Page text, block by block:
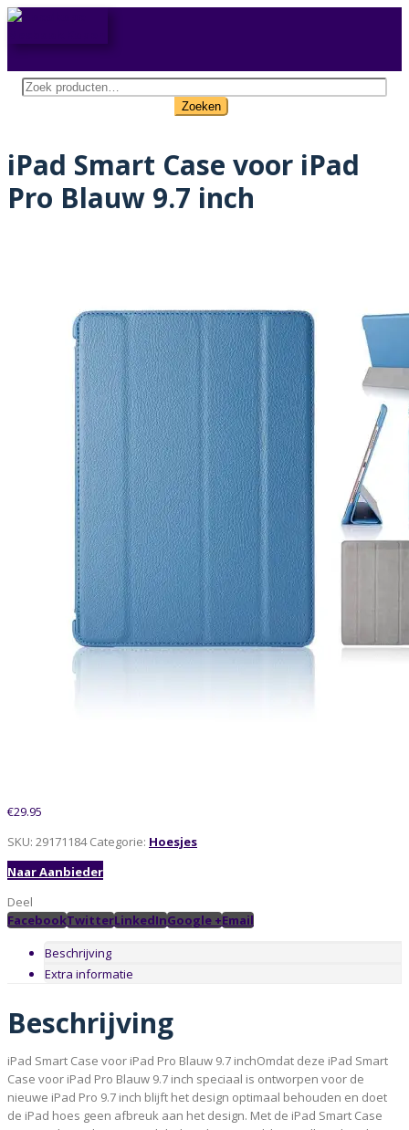
Zoeken
Zoeken
iPad Smart Case voor iPad
Pro Blauw 9.7 inch
€29.95
SKU: 29171184 Categorie: Hoesjes
Naar Aanbieder
Deel
FacebookTwitterLinkedInGoogle +Email
Beschrijving
Extra informatie
Beschrijving
iPad Smart Case voor iPad Pro Blauw 9.7 inchOmdat deze iPad Smart
Case voor iPad Pro Blauw 9.7 inch speciaal is ontworpen voor de
nieuwe iPad Pro 9.7 inch blijft het design optimaal behouden en doet
de iPad hoes geen afbreuk aan het design. Met de iPad Smart Case